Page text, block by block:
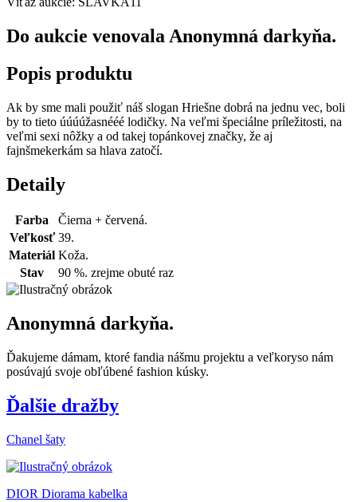
Do aukcie venovala Anonymná darkyňa.
Popis produktu
Ak by sme mali použiť náš slogan Hriešne dobrá na jednu vec, boli
by to tieto úúúúžasnééé lodičky. Na veľmi špeciálne príležitosti, na
veľmi sexi nôžky a od takej topánkovej značky, že aj
fajnšmekerkám sa hlava zatočí.
Detaily
Farba
Čierna + červená.
Veľkosť 39.
Materiál Koža.
Stav
90 %. zrejme obuté raz
Anonymná darkyňa.
Ďakujeme dámam, ktoré fandia nášmu projektu a veľkoryso nám
posúvajú svoje obľúbené fashion kúsky.
Ďalšie dražby
Chanel šaty
DIOR Diorama kabelka